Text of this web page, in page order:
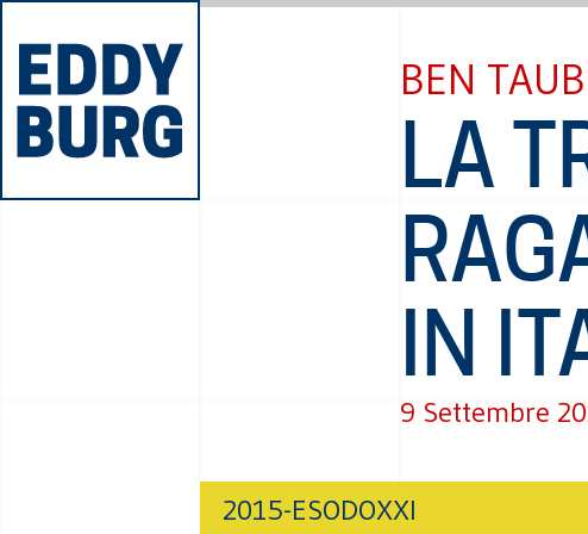
BEN TAUB
LA
IN
9 Settembre
2015-ESODOXXI